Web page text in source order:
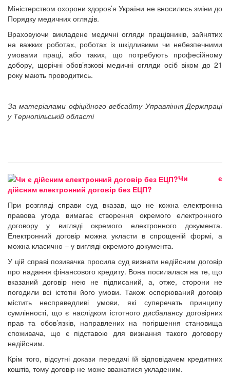
Міністерством охорони здоров’я України не вносились зміни до
Порядку медичних оглядів.
Враховуючи викладене медичні огляди працівників, зайнятих
на важких роботах, роботах із шкідливими чи небезпечними
умовами праці, або таких, що потребують професійному
добору, щорічні обов’язкові медичні огляди осіб віком до 21
року мають проводитись.
За матеріалами офіційного вебсайту Управління Держпраці
у Тернопільській області
Чи є
дійсним електронний договір без ЕЦП?
При розгляді справи суд вказав, що не кожна електронна
правова угода вимагає створення окремого електронного
договору у вигляді окремого електронного документа.
Електронний договір можна укласти в спрощеній формі, а
можна класично – у вигляді окремого документа.
У цій справі позивачка просила суд визнати недійсним договір
про надання фінансового кредиту. Вона посилалася на те, що
вказаний договір нею не підписаний, а, отже, сторони не
погодили всі істотні його умови. Також оспорюваний договір
містить несправедливі умови, які суперечать принципу
сумлінності, що є наслідком істотного дисбалансу договірних
прав та обов’язків, направлених на погіршення становища
споживача, що є підставою для визнання такого договору
недійсним.
Крім того, відсутні докази передачі їй відповідачем кредитних
коштів, тому договір не може вважатися укладеним.